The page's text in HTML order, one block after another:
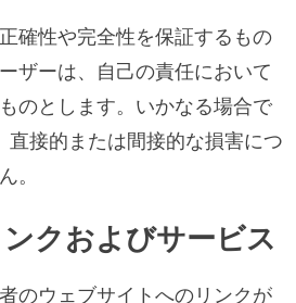
確性や完全性を保証するもの
ザーは、自己の責任において
のとします。いかなる場合で
接的または間接的な損害につ
。
クおよびサービス
のウェブサイトへのリンクが